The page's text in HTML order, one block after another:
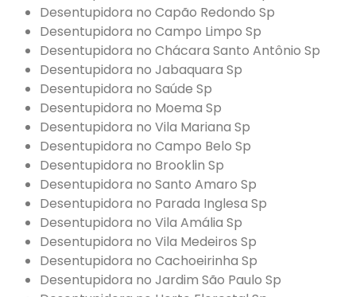
Desentupidora no Capão Redondo Sp
Desentupidora no Campo Limpo Sp
Desentupidora no Chácara Santo Antônio Sp
Desentupidora no Jabaquara Sp
Desentupidora no Saúde Sp
Desentupidora no Moema Sp
Desentupidora no Vila Mariana Sp
Desentupidora no Campo Belo Sp
Desentupidora no Brooklin Sp
Desentupidora no Santo Amaro Sp
Desentupidora no Parada Inglesa Sp
Desentupidora no Vila Amália Sp
Desentupidora no Vila Medeiros Sp
Desentupidora no Cachoeirinha Sp
Desentupidora no Jardim São Paulo Sp